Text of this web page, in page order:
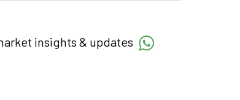
insights & updates